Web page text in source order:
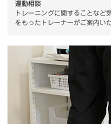
運動相談
トレーニングに関することなど
をもったトレーナーがご案内い